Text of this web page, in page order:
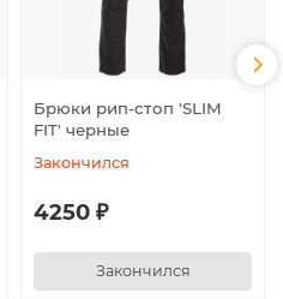
Брюки рип-стоп ′SLIM
FIT′ черные
Закончился
4250 ₽
Закончился